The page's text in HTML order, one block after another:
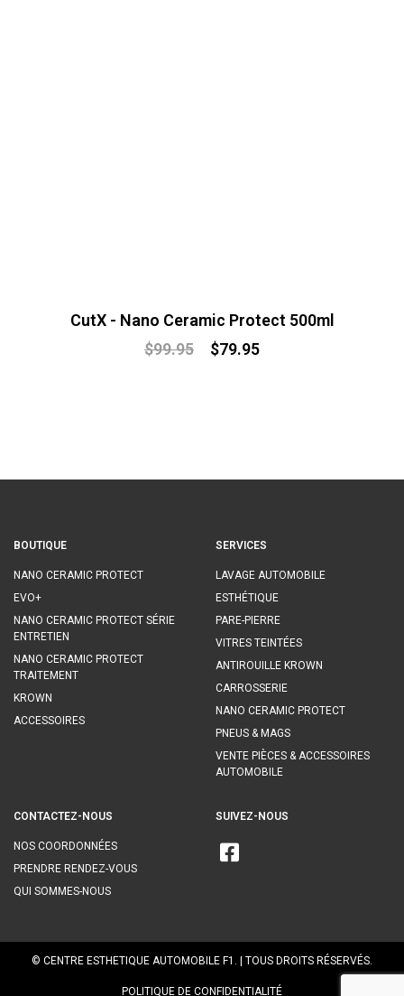
CutX - Nano Ceramic Protect 500ml
$99.95 $79.95
BOUTIQUE
NANO CERAMIC PROTECT
EVO+
NANO CERAMIC PROTECT SÉRIE
ENTRETIEN
NANO CERAMIC PROTECT
TRAITEMENT
KROWN
ACCESSOIRES
SERVICES
LAVAGE AUTOMOBILE
ESTHÉTIQUE
PARE-PIERRE
VITRES TEINTÉES
ANTIROUILLE KROWN
CARROSSERIE
NANO CERAMIC PROTECT
PNEUS & MAGS
VENTE PIÈCES & ACCESSOIRES
AUTOMOBILE
CONTACTEZ-NOUS
NOS COORDONNÉES
PRENDRE RENDEZ-VOUS
QUI SOMMES-NOUS
SUIVEZ-NOUS
© CENTRE ESTHETIQUE AUTOMOBILE F1. | TOUS DROITS RÉSERVÉS.
POLITIQUE DE CONFIDENTIALITÉ